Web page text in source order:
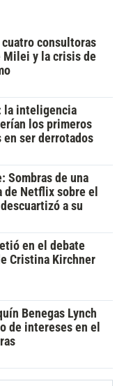
cuatro consultoras
Milei y la crisis de
la inteligencia
los primeros
en ser derrotados
Sombras de una
Netflix sobre el
a su
en el debate
Cristina Kirchner
Benegas Lynch
de intereses en el